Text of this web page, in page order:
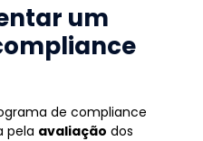
um
de compliance
pela avaliação dos